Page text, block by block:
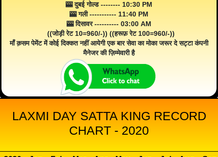
🎰 दुबई गोल्ड -------- 10:30 PM
🎰 गली ----------- 11:40 PM
🎰 दिसावर ---------- 03:00 AM
((जोड़ी रेट 10=960/-)) ((हरूफ़ रेट 100=960/-))
माँ क़सम पेमेंट में कोई दिक्कत नहीं आयेगी एक बार सेवा का मोका जरूर दे सट्टा कंपनी
मैनेजर की ज़िम्मेवारी है
LAXMI DAY SATTA KING RECORD
CHART - 2020